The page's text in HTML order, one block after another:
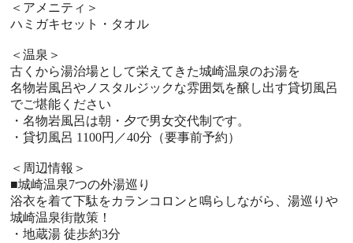
＜アメニティ＞
ハミガキセット・タオル
＜温泉＞
古くから湯治場として栄えてきた城崎温泉のお湯を
名物岩風呂やノスタルジックな雰囲気を醸し出す貸切風呂
でご堪能ください
・名物岩風呂は朝・夕で男女交代制です。
・貸切風呂 1100円／40分（要事前予約）
＜周辺情報＞
■城崎温泉7つの外湯巡り
浴衣を着て下駄をカランコロンと鳴らしながら、湯巡りや
城崎温泉街散策！
・地蔵湯 徒歩約3分